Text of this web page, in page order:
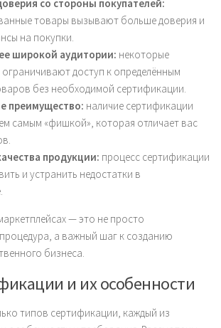
со стороны покупателей:
товары вызывают больше доверия и
на покупки.
широкой аудитории: некоторые
доступ к определённым
без необходимой сертификации.
преимущество: наличие сертификации
самым «фишкой», которая отличает вас
продукции: процесс сертификации
и устранить недостатки в
— это не просто
а важный шаг к созданию
бизнеса.
и их особенности
типов сертификации, каждый из